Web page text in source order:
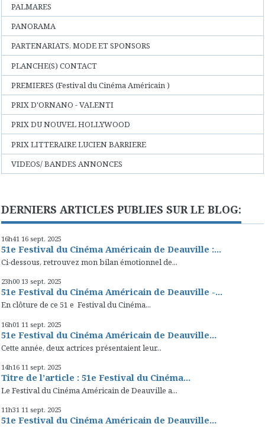
PALMARES
PANORAMA
PARTENARIATS, MODE ET SPONSORS
PLANCHE(S) CONTACT
PREMIERES (Festival du Cinéma Américain )
PRIX D'ORNANO - VALENTI
PRIX DU NOUVEL HOLLYWOOD
PRIX LITTERAIRE LUCIEN BARRIERE
VIDEOS/ BANDES ANNONCES
DERNIERS ARTICLES PUBLIES SUR LE BLOG:
16h41 16 sept. 2025
51e Festival du Cinéma Américain de Deauville :...
Ci-dessous, retrouvez mon bilan émotionnel de...
23h00 13 sept. 2025
51e Festival du Cinéma Américain de Deauville -...
En clôture de ce 51 e Festival du Cinéma...
16h01 11 sept. 2025
51e Festival du Cinéma Américain de Deauville...
Cette année, deux actrices présentaient leur...
14h16 11 sept. 2025
Titre de l’article : 51e Festival du Cinéma...
Le Festival du Cinéma Américain de Deauville a...
11h31 11 sept. 2025
51e Festival du Cinéma Américain de Deauville...